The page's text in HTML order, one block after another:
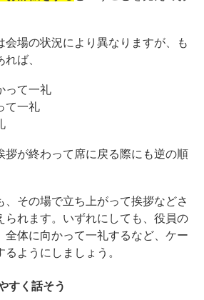
会場の状況により異なりますが、も
ば、
って一礼
て一礼
拶が終わって席に戻る際にも逆の順
、その場で立ち上がって挨拶などさ
られます。いずれにしても、役員の
全体に向かって一礼するなど、ケー
ようにしましょう。
すく話そう